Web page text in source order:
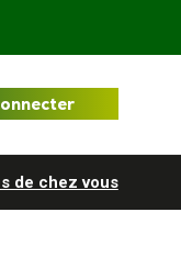
de chez vous